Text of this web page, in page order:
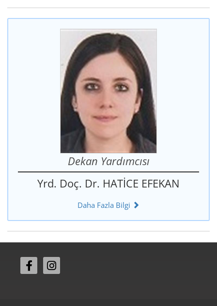
Dekan Yardımcısı
Yrd. Doç. Dr. HATİCE EFEKAN
Daha Fazla Bilgi